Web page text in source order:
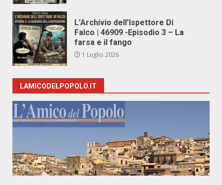
L’Archivio dell’Ispettore Di
Falco | 46909 -Episodio 3 – La
farsa e il fango
1 Luglio 2026
LAMICODELPOPOLO.IT